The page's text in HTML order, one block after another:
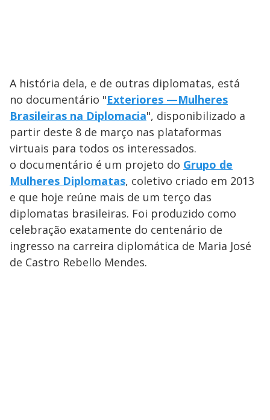
A história dela, e de outras diplomatas, está
no documentário "Exteriores —Mulheres
Brasileiras na Diplomacia", disponibilizado a
partir deste 8 de março nas plataformas
virtuais para todos os interessados.
o documentário é um projeto do Grupo de
Mulheres Diplomatas, coletivo criado em 2013
e que hoje reúne mais de um terço das
diplomatas brasileiras. Foi produzido como
celebração exatamente do centenário de
ingresso na carreira diplomática de Maria José
de Castro Rebello Mendes.